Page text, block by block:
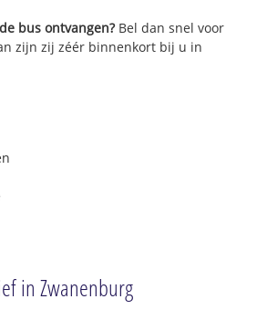
bus ontvangen?Bel dan snel voor
zijn zij zéér binnenkort bij u in
in Zwanenburg